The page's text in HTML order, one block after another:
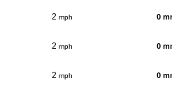
2 mph 0
2 mph 0
2 mph 0